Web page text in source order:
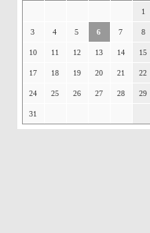
1
3 4 5 6 7 8
10 11 12 13 14 15
17 18 19 20 21 22
24 25 26 27 28 29
31